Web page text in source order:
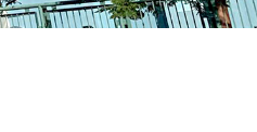
校曆表